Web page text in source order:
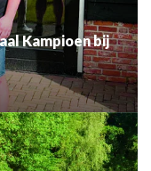
Kampioen bij